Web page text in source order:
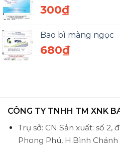
300₫
Bao bì màng ngọc
680₫
CÔNG TY TNHH TM XNK
Trụ sở: CN Sản xuất: số 2,
Phong Phú, H.Bình Chánh